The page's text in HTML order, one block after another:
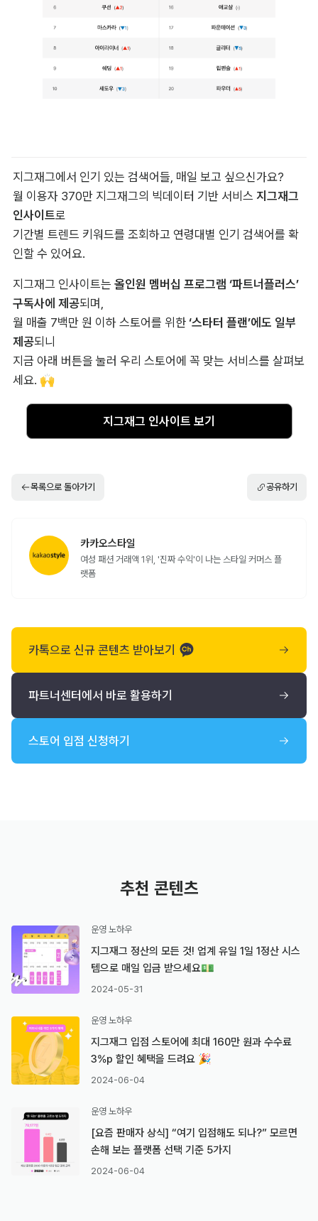
지그재그에서 인기 있는 검색어들, 매일 보고 싶으신가요?
월 이용자 370만 지그재그의 빅데이터 기반 서비스 지그재그
인사이트로
기간별 트렌드 키워드를 조회하고 연령대별 인기 검색어를 확
인할 수 있어요.
지그재그 인사이트는 올인원 멤버십 프로그램 ‘파트너플러스’
구독사에 제공되며,
월 매출 7백만 원 이하 스토어를 위한 ‘스타터 플랜’에도 일부
제공되니
지금 아래 버튼을 눌러 우리 스토어에 꼭 맞는 서비스를 살펴보
세요. 🙌
지그재그 인사이트 보기
목록으로 돌아가기 공유하기
카카오스타일
여성 패션 거래액 1위, '진짜 수익'이 나는 스타일 커머스 플
랫폼
카톡으로 신규 콘텐츠 받아보기
파트너센터에서 바로 활용하기
스토어 입점 신청하기
추천 콘텐츠
운영 노하우
지그재그 정산의 모든 것! 업계 유일 1일 1정산 시스
템으로 매일 입금 받으세요💵
2024-05-31
운영 노하우
지그재그 입점 스토어에 최대 160만 원과 수수료
3%p 할인 혜택을 드려요 🎉
2024-06-04
운영 노하우
[요즘 판매자 상식] “여기 입점해도 되나?” 모르면
손해 보는 플랫폼 선택 기준 5가지
2024-06-04